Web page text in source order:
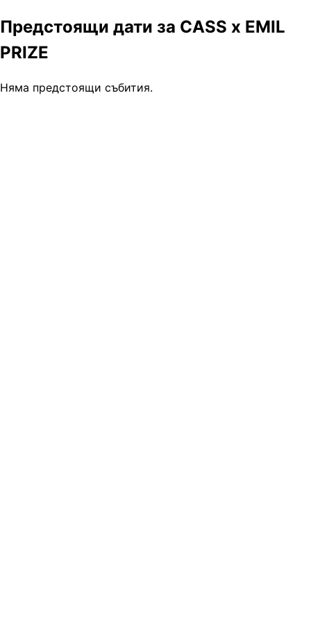
Предстоящи дати за CASS x EMIL
PRIZE
Няма предстоящи събития.